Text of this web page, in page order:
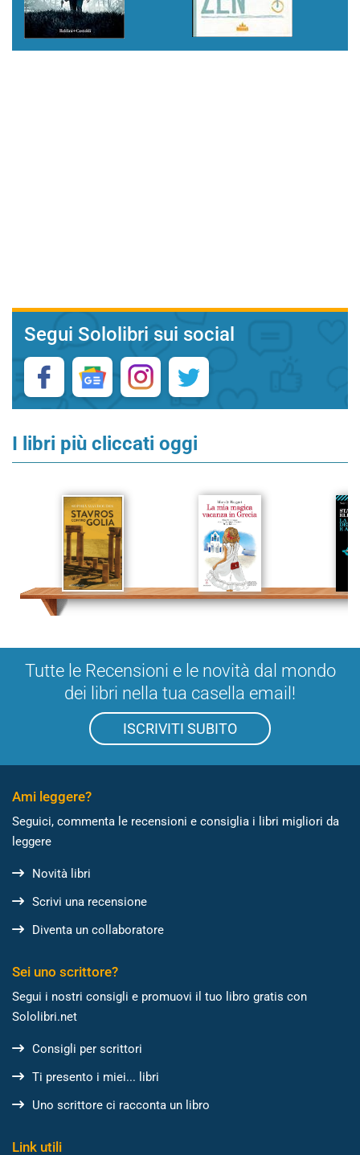
Segui Sololibri sui social
I libri più cliccati oggi
Tutte le Recensioni e le novità dal mondo
dei libri nella tua casella email!
ISCRIVITI SUBITO
Ami leggere?
Seguici, commenta le recensioni e consiglia i libri migliori da
leggere
Novità libri
Scrivi una recensione
Diventa un collaboratore
Sei uno scrittore?
Segui i nostri consigli e promuovi il tuo libro gratis con
Sololibri.net
Consigli per scrittori
Ti presento i miei... libri
Uno scrittore ci racconta un libro
Link utili